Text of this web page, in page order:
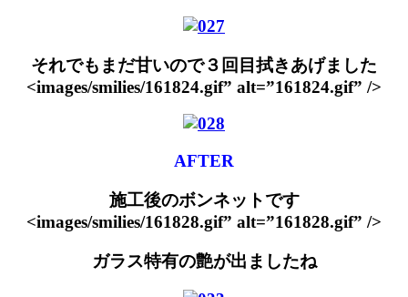
それでもまだ甘いので３回目拭きあげました
<images/smilies/161824.gif” alt=”161824.gif” />
AFTER
施工後のボンネットです
<images/smilies/161828.gif” alt=”161828.gif” />
ガラス特有の艶が出ましたね